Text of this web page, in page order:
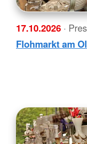
17.10.2026 ·
Flohmarkt am